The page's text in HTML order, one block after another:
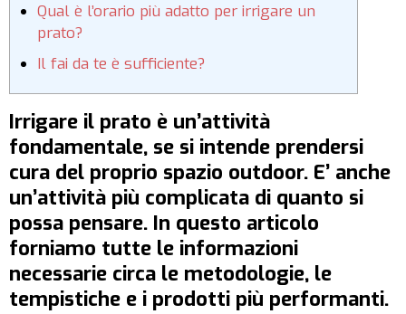
Qual è l’orario più adatto per irrigare un
prato?
Il fai da te è sufficiente?
Irrigare il prato è un’attività
fondamentale, se si intende prendersi
cura del proprio spazio outdoor. E’ anche
un’attività più complicata di quanto si
possa pensare. In questo articolo
forniamo tutte le informazioni
necessarie circa le metodologie, le
tempistiche e i prodotti più performanti.